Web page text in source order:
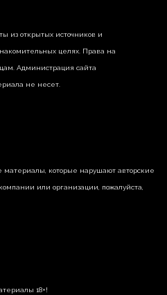
из открытых источников и
целях. Права на
Администрация сайта
не несет.
которые нарушают авторские
или организации, пожалуйста,
18+!